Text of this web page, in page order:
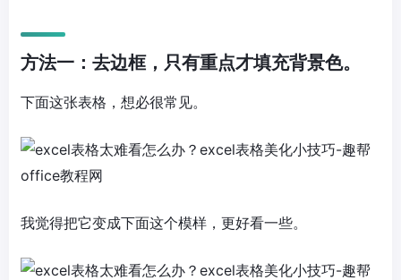
方法一：去边框，只有重点才填充背景色。
下面这张表格，想必很常见。
我觉得把它变成下面这个模样，更好看一些。